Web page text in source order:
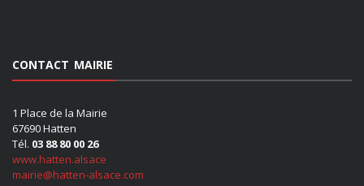
CONTACT MAIRIE
1 Place de la Mairie
67690 Hatten
Tél. 03 88 80 00 26
www.hatten.alsace
mairie@hatten-alsace.com